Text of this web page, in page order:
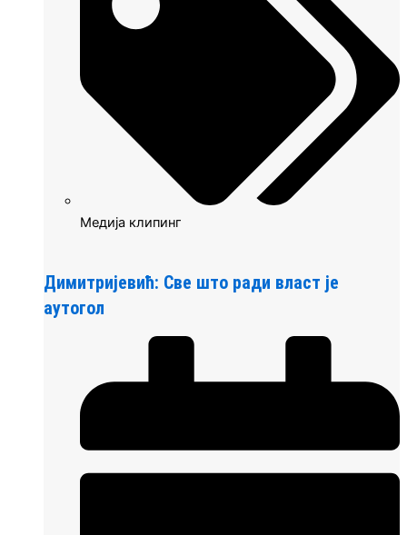
Медија клипинг
Димитријевић: Све што ради власт је
аутогол